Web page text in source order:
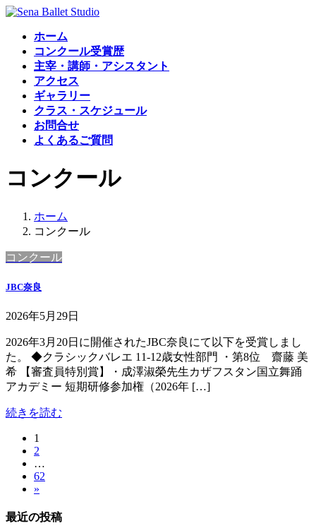
コ
ナ
ホーム
コンクール受賞歴
主宰・講師・アシスタント
アクセス
ギャラリー
クラス・スケジュール
お問合せ
よくあるご質問
コンクール
ホーム
コンクール
コンクール
JBC奈良
2026年5月29日
2026年3月20日に開催されたJBC奈良にて以下を受賞しまし
た。 ◆クラシックバレエ 11-12歳女性部門 ・第8位 齋藤 美
希 【審査員特別賞】・成澤淑榮先生カザフスタン国立舞踊
アカデミー 短期研修参加権（2026年 […]
続きを読む
ペ
固
定
ペ
ー
ジ
1
固
定
ペ
ー
ジ
2
…
固
定
ー
62
»
最近の投稿